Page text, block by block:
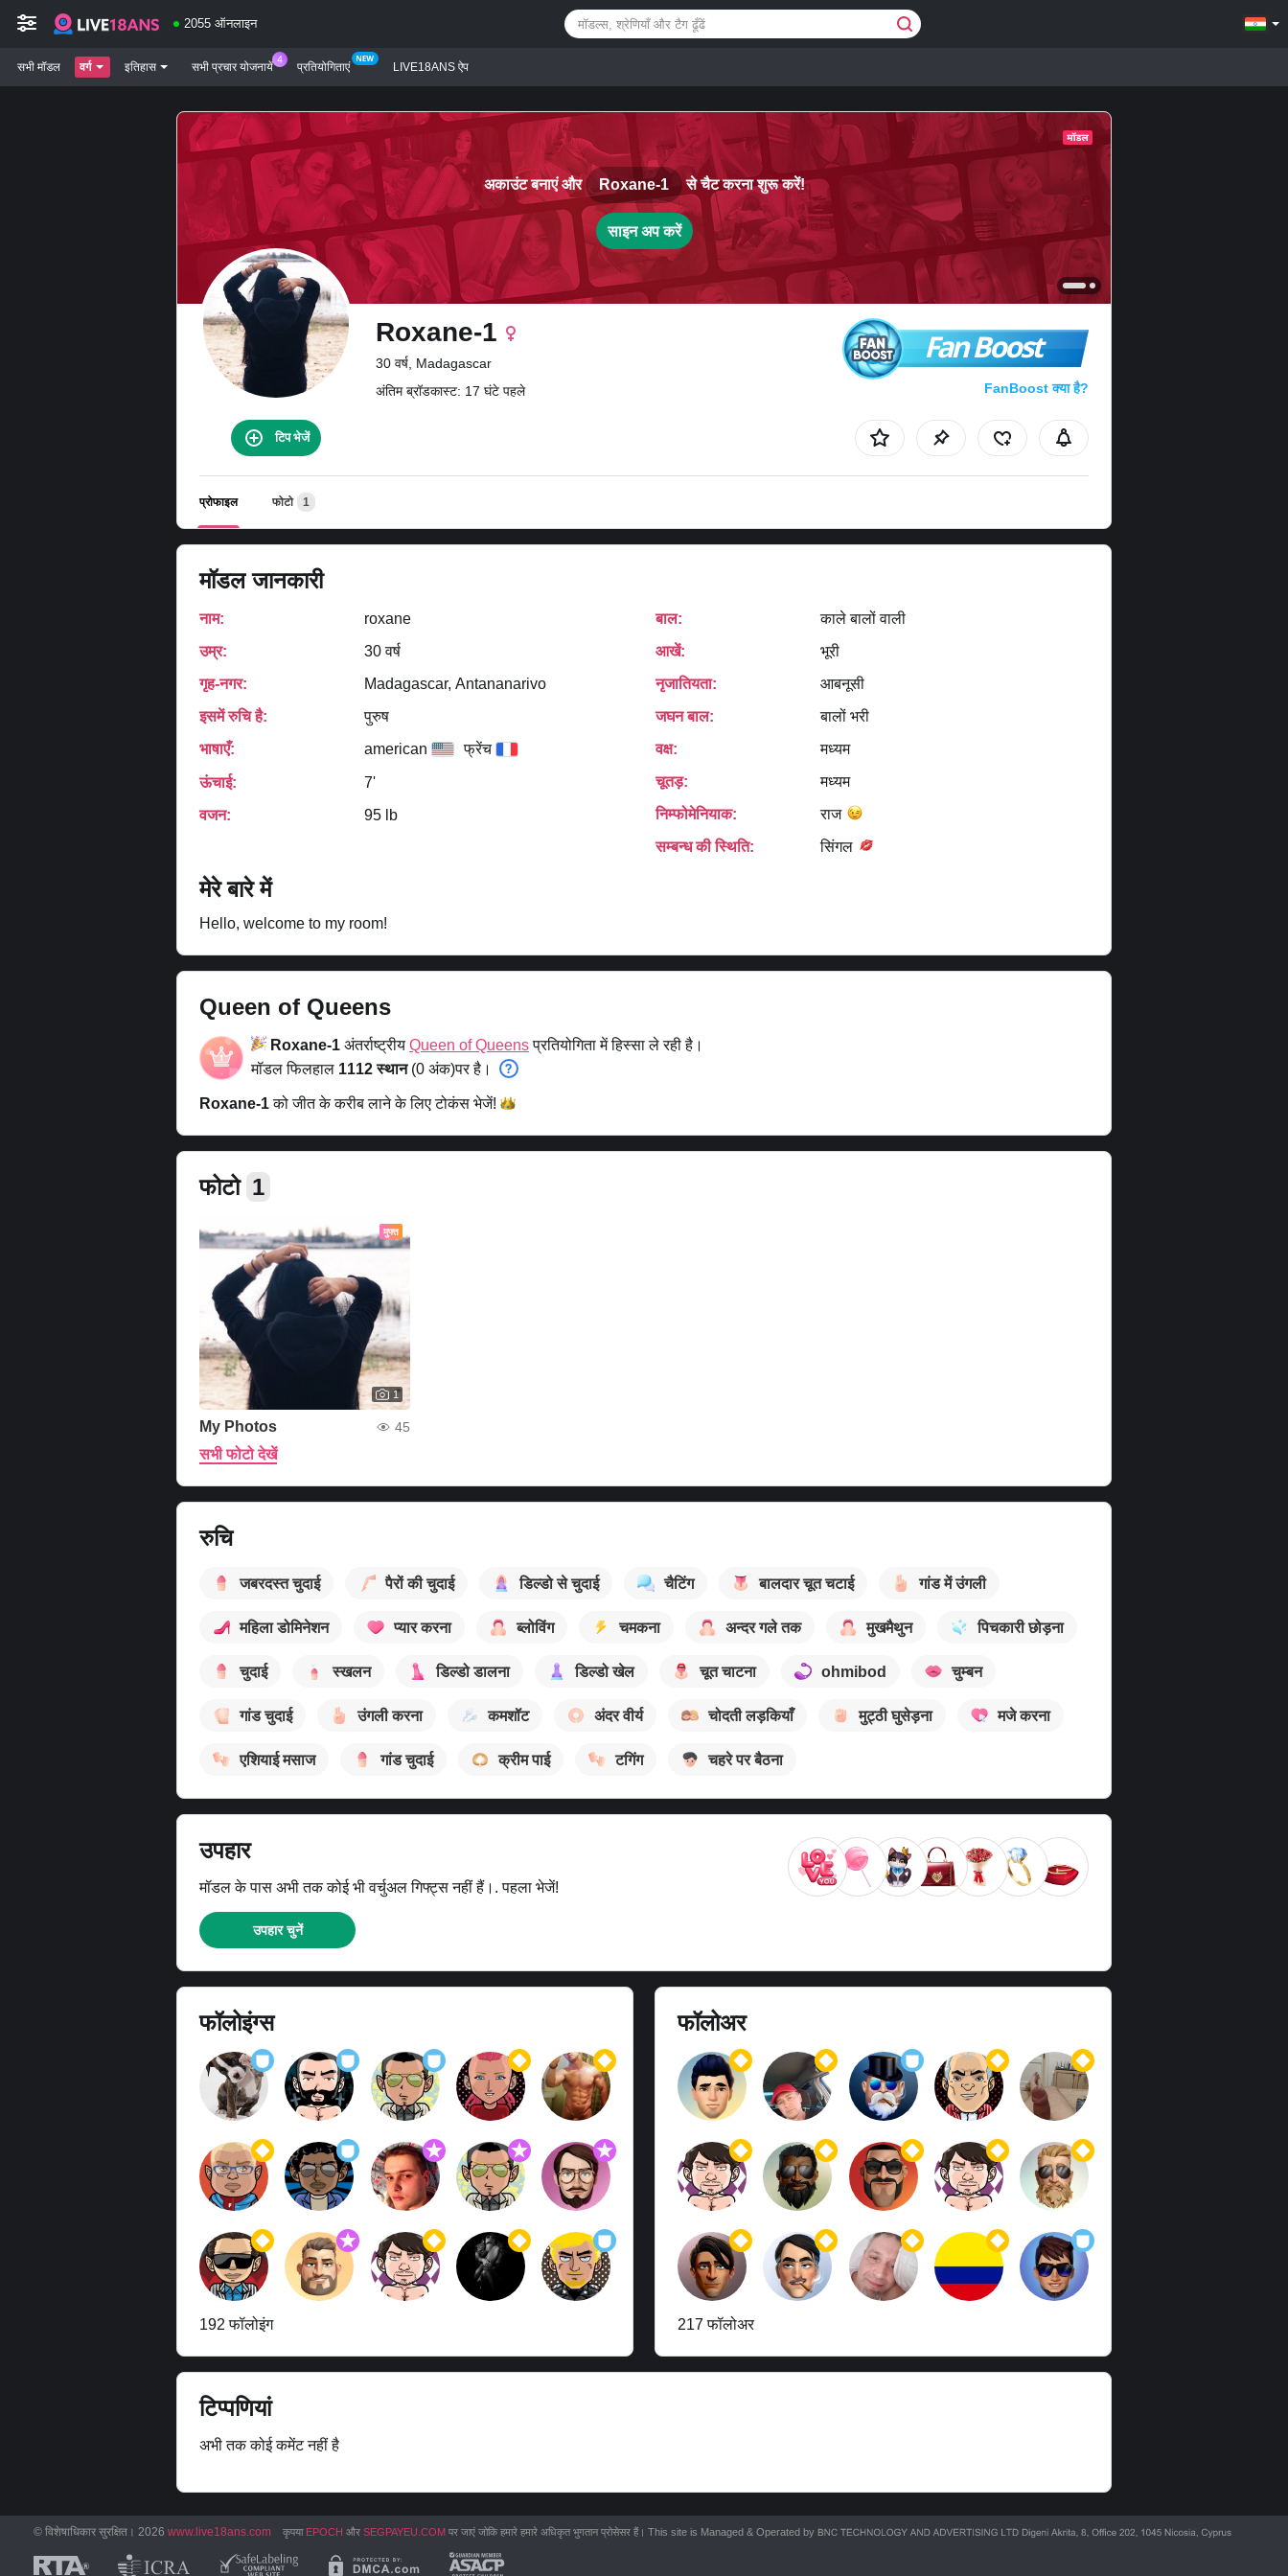
2055 ऑनलाइन
सभी मॉडल वर्ग इतिहास सभी प्रचार योजनायें प्रतियोगिताएं LIVE18ANS ऐप
अकाउंट बनाएं और Roxane-1 से चैट करना शुरू करें!
साइन अप करें
Roxane-1
30 वर्ष, Madagascar
अंतिम ब्रॉडकास्ट: 17 घंटे पहले
Fan Boost
FanBoost क्या है?
टिप भेजें
प्रोफाइल फोटो 1
मॉडल जानकारी
नाम:
roxane
उम्र:
30 वर्ष
गृह‑नगर:
Madagascar, Antananarivo
इसमें रुचि है:
पुरुष
भाषाएँ:
american फ्रेंच
ऊंचाई:
7'
वजन:
95 lb
बाल:
काले बालों वाली
आखें:
भूरी
नृजातियता:
आबनूसी
जघन बाल:
बालों भरी
वक्ष:
मध्यम
चूतड़:
मध्यम
निम्फोमेनियाक:
राज
सम्बन्ध की स्थिति:
सिंगल
मेरे बारे में
Hello, welcome to my room!
Queen of Queens
Roxane-1 अंतर्राष्ट्रीय Queen of Queensप्रतियोगिता में हिस्सा ले रही है।
मॉडल फिलहाल 1112 स्थान(0 अंक)पर है।
Roxane-1को जीत के करीब लाने के लिए टोकंस भेजें!
फोटो 1
मुफ्त
1
My Photos 45
सभी फोटो देखें
रुचि
जबरदस्त चुदाई पैरों की चुदाई डिल्डो से चुदाई चैटिंग बालदार चूत चटाई गांड में उंगली
महिला डोमिनेशन प्यार करना ब्लोविंग चमकना अन्दर गले तक मुखमैथुन पिचकारी छोड़ना
चुदाई स्खलन डिल्डो डालना डिल्डो खेल चूत चाटना ohmibod चुम्बन
गांड चुदाई उंगली करना कमशॉट अंदर वीर्य चोदती लड़कियाँ मुट्ठी घुसेड़ना मजे करना
एशियाई मसाज गांड चुदाई क्रीम पाई टगिंग चहरे पर बैठना
उपहार
मॉडल के पास अभी तक कोई भी वर्चुअल गिफ्ट्स नहीं हैं।. पहला भेजें!
उपहार चुनें
फॉलोइंग्स
192 फॉलोइंग
फॉलोअर
217 फॉलोअर
टिप्पणियां
अभी तक कोई कमेंट नहीं है
© विशेषाधिकार सुरक्षित। 2026 www.live18ans.com कृपया EPOCH और SEGPAYEU.COM पर जाएं जोकि हमारे हमारे अधिकृत भुगतान प्रोसेसर हैं। This site is Managed & Operated by